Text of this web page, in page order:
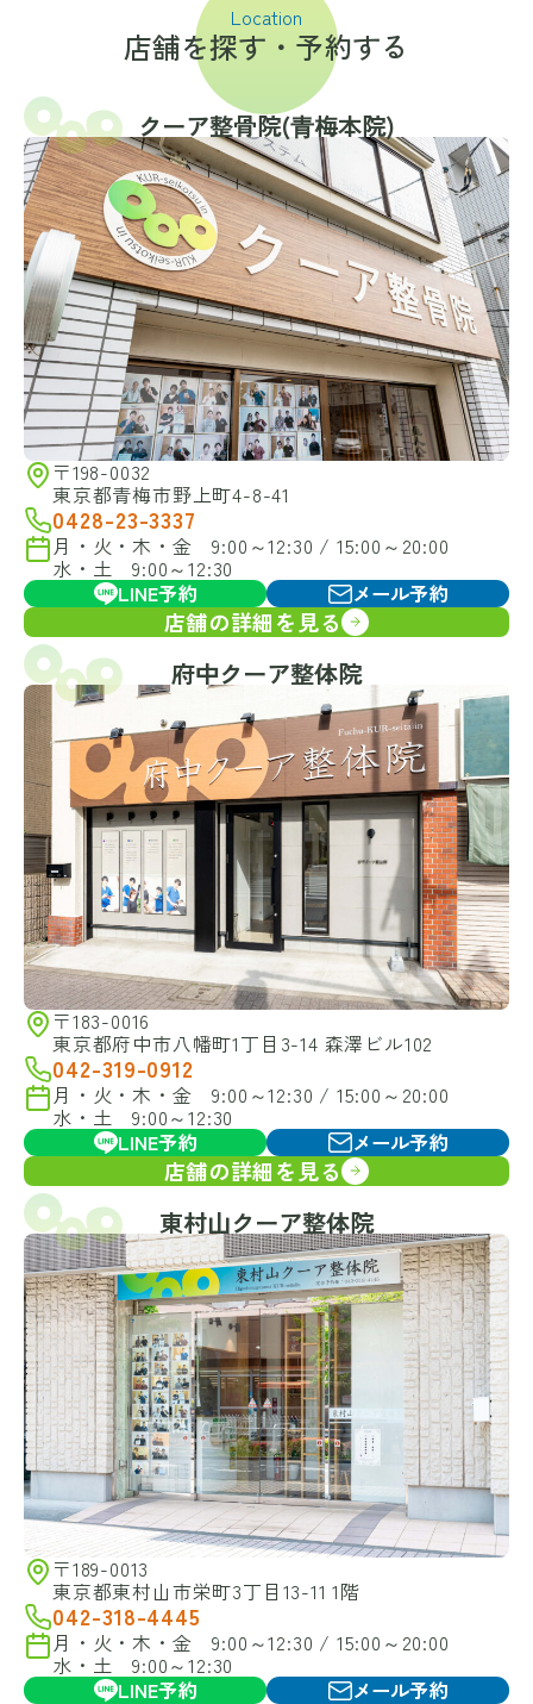
Location
店舗を探す・予約する
クーア整骨院(⻘梅本院)
〒198-0032
東京都青梅市野上町4-8-41
0428-23-3337
月・火・木・金 9:00～12:30 / 15:00～20:00
水・土 9:00～12:30
LINE予約
メール予約
店舗の詳細を見る
府中クーア整体院
〒183-0016
東京都府中市八幡町1丁目3-14 森澤ビル102
042-319-0912
月・火・木・金 9:00～12:30 / 15:00～20:00
水・土 9:00～12:30
LINE予約
メール予約
店舗の詳細を見る
東村山クーア整体院
〒189-0013
東京都東村山市栄町3丁目13-11 1階
042-318-4445
月・火・木・金 9:00～12:30 / 15:00～20:00
水・土 9:00～12:30
LINE予約
メール予約